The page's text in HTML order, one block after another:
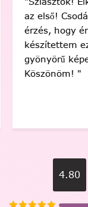
az első! Csodás
érzés, hogy én
készítettem
gyönyörű
Köszönöm! "
4.80